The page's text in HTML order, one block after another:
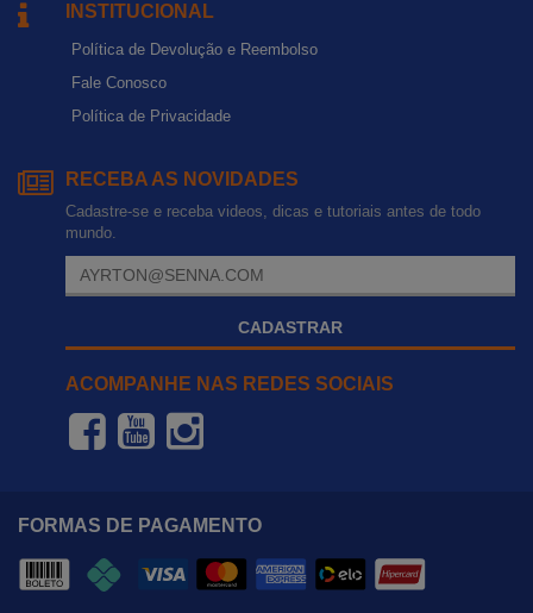
INSTITUCIONAL
Política de Devolução e Reembolso
Fale Conosco
Política de Privacidade
RECEBA AS NOVIDADES
Cadastre-se e receba videos, dicas e tutoriais antes de todo
mundo.
CADASTRAR
ACOMPANHE NAS REDES SOCIAIS
FORMAS DE PAGAMENTO